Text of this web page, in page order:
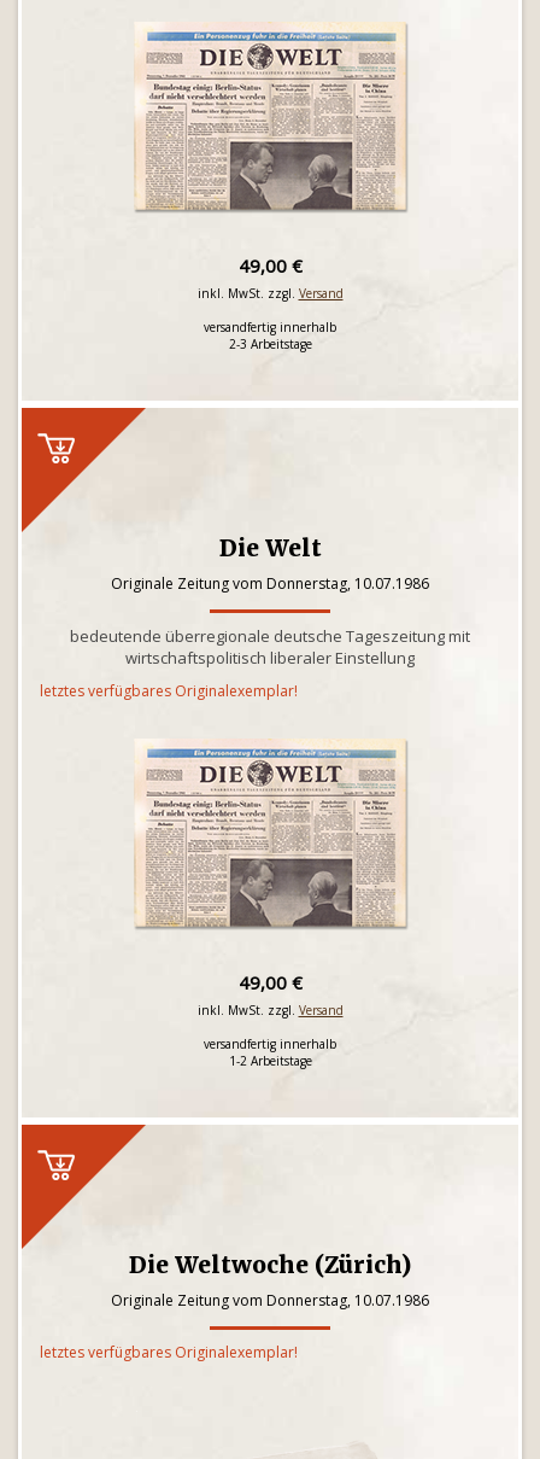
49,00 €
inkl. MwSt. zzgl. Versand
versandfertig innerhalb
2-3 Arbeitstage
Die Welt
Originale Zeitung vom Donnerstag, 10.07.1986
bedeutende überregionale deutsche Tageszeitung mit
wirtschaftspolitisch liberaler Einstellung
letztes verfügbares Originalexemplar!
49,00 €
inkl. MwSt. zzgl. Versand
versandfertig innerhalb
1-2 Arbeitstage
Die Weltwoche (Zürich)
Originale Zeitung vom Donnerstag, 10.07.1986
letztes verfügbares Originalexemplar!